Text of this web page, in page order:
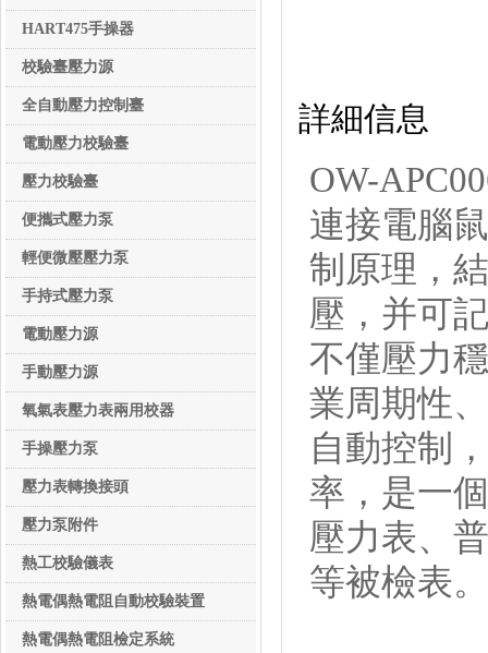
HART475手操器
校驗臺壓力源
校驗臺壓力源
全自動壓力控制臺
電動壓力校驗臺
壓力校驗臺
便攜式壓力泵
輕便微壓壓力泵
手持式壓力泵
電動壓力源
手動壓力源
氧氣表壓力表兩用校器
手操壓力泵
壓力表轉換接頭
壓力泵附件
熱工校驗儀表
熱工校驗儀表
熱電偶熱電阻自動校驗裝置
熱電偶熱電阻檢定系統
詳細信息
OW-
連接電腦
制原理，
壓，并可
不僅壓力
業周期性
自動控制
率，是一
壓力表、
等被檢表。